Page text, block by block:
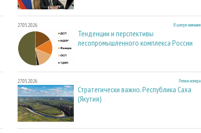
27.05.2026 В центре внимания
Тенденции и перспективы
лесопромышленного комплекса России
27.05.2026 Регион номера
Стратегически важно. Республика Саха
(Якутия)